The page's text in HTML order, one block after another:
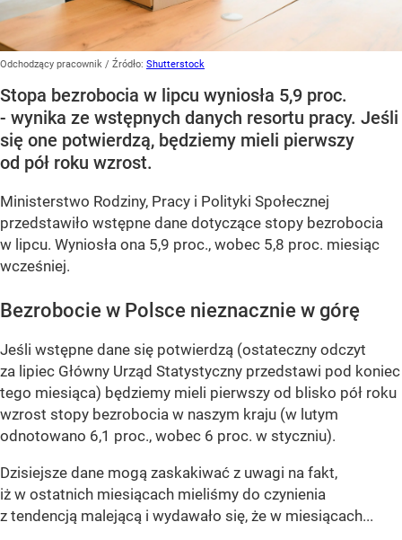
Odchodzący pracownik / Źródło: Shutterstock
Stopa bezrobocia w lipcu wyniosła 5,9 proc.
- wynika ze wstępnych danych resortu pracy. Jeśli
się one potwierdzą, będziemy mieli pierwszy
od pół roku wzrost.
Ministerstwo Rodziny, Pracy i Polityki Społecznej
przedstawiło wstępne dane dotyczące stopy bezrobocia
w lipcu. Wyniosła ona 5,9 proc., wobec 5,8 proc. miesiąc
wcześniej.
Bezrobocie w Polsce nieznacznie w górę
Jeśli wstępne dane się potwierdzą (ostateczny odczyt
za lipiec Główny Urząd Statystyczny przedstawi pod koniec
tego miesiąca) będziemy mieli pierwszy od blisko pół roku
wzrost stopy bezrobocia w naszym kraju (w lutym
odnotowano 6,1 proc., wobec 6 proc. w styczniu).
Dzisiejsze dane mogą zaskakiwać z uwagi na fakt,
iż w ostatnich miesiącach mieliśmy do czynienia
z tendencją malejącą i wydawało się, że w miesiącach...